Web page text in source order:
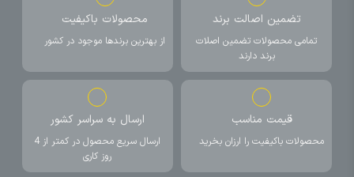
تضمین اصالت برند
تمامی محصولات تضمین اصلات
برند دارند
محصولات باکیفیت
از بهترین برندها موجود در کشور
قیمت مناسب
محصولات باکیفیت را ارزان بخرید
ارسال به سراسر کشور
ارسال سریع محصول در کمتر از 4
روز کاری